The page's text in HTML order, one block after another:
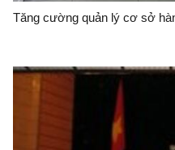
Tăng cường quản lý cơ sở